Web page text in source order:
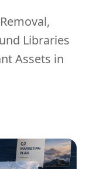
Libraries
Assets in